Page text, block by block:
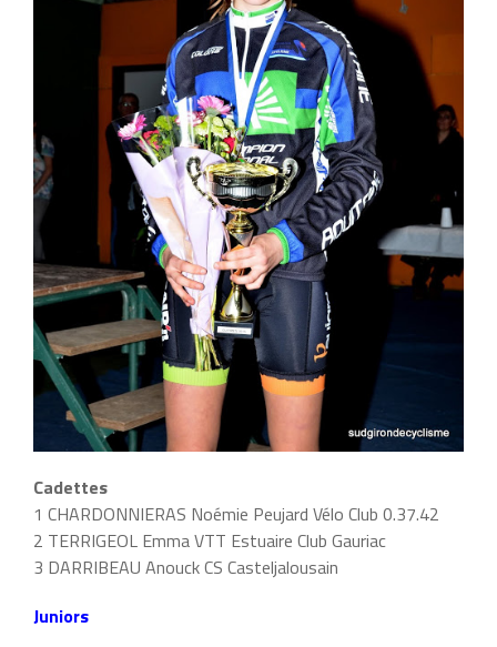
Cadettes
1 CHARDONNIERAS Noémie Peujard Vélo Club 0.37.42
2 TERRIGEOL Emma VTT Estuaire Club Gauriac
3 DARRIBEAU Anouck CS Casteljalousain
Juniors